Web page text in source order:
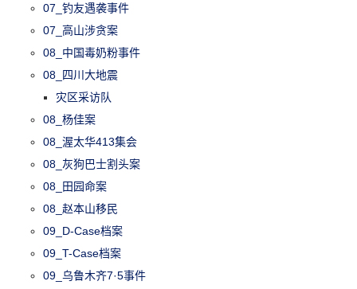
07_钓友遇袭事件
07_高山涉贪案
08_中国毒奶粉事件
08_四川大地震
灾区采访队
08_杨佳案
08_渥太华413集会
08_灰狗巴士割头案
08_田园命案
08_赵本山移民
09_D-Case档案
09_T-Case档案
09_乌鲁木齐7·5事件